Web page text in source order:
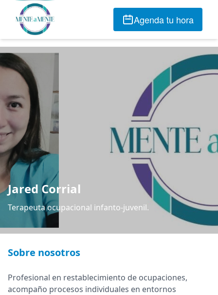
Agenda tu hora
Jared Corrial
Terapeuta ocupacional infanto-juvenil.
Sobre nosotros
Profesional en restablecimiento de ocupaciones,
acompaño procesos individuales en entornos